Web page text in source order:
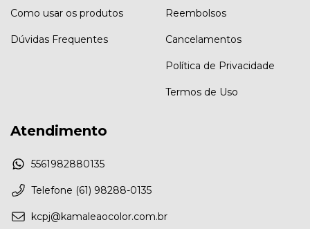
Como usar os produtos
Dúvidas Frequentes
Reembolsos
Cancelamentos
Política de Privacidade
Termos de Uso
Atendimento
5561982880135
Telefone (61) 98288-0135
kcpj@kamaleaocolor.com.br